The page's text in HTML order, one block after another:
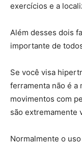
exercícios e a
Além desses dois
importante de
Se você visa
ferramenta não é a
movimentos com
são extremamente
Normalmente o